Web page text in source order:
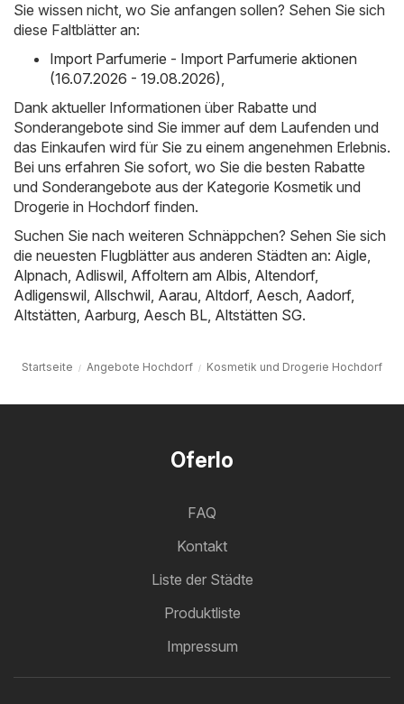
Sie wissen nicht, wo Sie anfangen sollen? Sehen Sie sich
diese Faltblätter an:
Import Parfumerie - Import Parfumerie aktionen
(16.07.2026 - 19.08.2026),
Dank aktueller Informationen über Rabatte und
Sonderangebote sind Sie immer auf dem Laufenden und
das Einkaufen wird für Sie zu einem angenehmen Erlebnis.
Bei uns erfahren Sie sofort, wo Sie die besten Rabatte
und Sonderangebote aus der Kategorie Kosmetik und
Drogerie in Hochdorf finden.
Suchen Sie nach weiteren Schnäppchen? Sehen Sie sich
die neuesten Flugblätter aus anderen Städten an: Aigle,
Alpnach, Adliswil, Affoltern am Albis, Altendorf,
Adligenswil, Allschwil, Aarau, Altdorf, Aesch, Aadorf,
Altstätten, Aarburg, Aesch BL, Altstätten SG.
Startseite Angebote Hochdorf Kosmetik und Drogerie Hochdorf
Oferlo
FAQ
Kontakt
Liste der Städte
Produktliste
Impressum